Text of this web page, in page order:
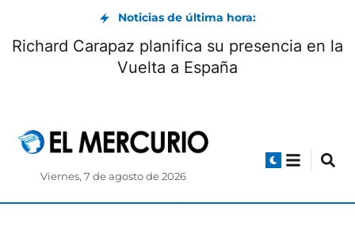
Noticias de última hora:
Richard Carapaz planifica su presencia en la
Vuelta a España
Viernes, 7 de agosto de 2026